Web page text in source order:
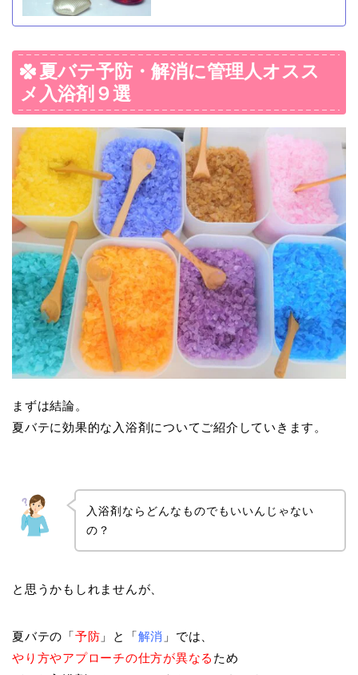
夏バテ予防・解消に管理人オスス
メ入浴剤９選
まずは結論。
夏バテに効果的な入浴剤についてご紹介していきます。
入浴剤ならどんなものでもいいんじゃない
の？
と思うかもしれませんが、
夏バテの「予防 」と「解消 」では、
やり方やアプローチの仕方が異なる ため